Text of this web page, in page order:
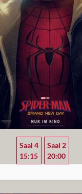
Saal 4
15:15
Saal 2
20:00